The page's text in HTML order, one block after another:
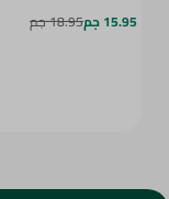
15.95 جم
18.95 جم